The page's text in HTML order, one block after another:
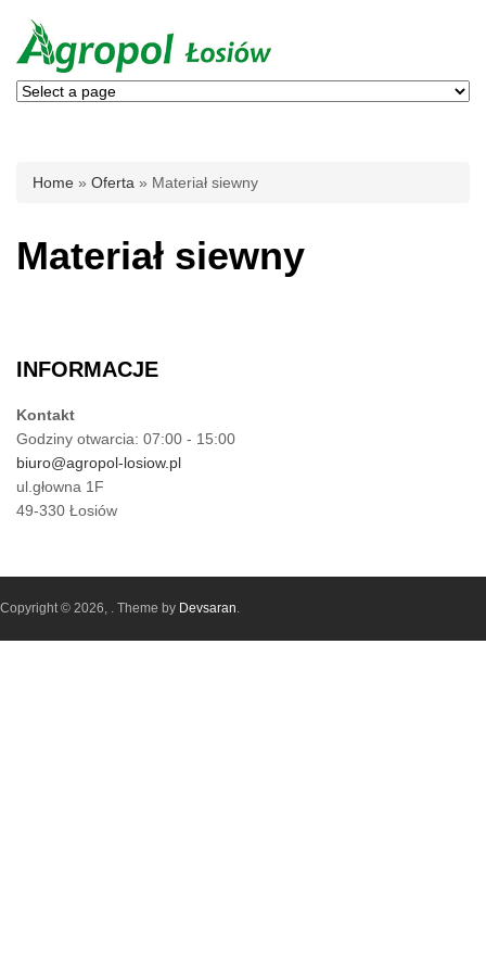
You are here
Home » Oferta » Materiał siewny
Materiał siewny
INFORMACJE
Kontakt
Godziny otwarcia: 07:00 - 15:00
biuro@agropol-losiow.pl
ul.głowna 1F
49-330 Łosiów
Copyright © 2026, . Theme by Devsaran.